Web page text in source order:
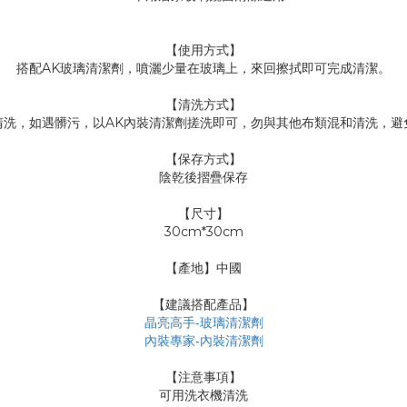
【使用方式】
搭配AK玻璃清潔劑，噴灑少量在玻璃上，來回擦拭即可完成清潔。
【清洗方式】
，如遇髒污，以AK內裝清潔劑搓洗即可，勿與其他布類混和清洗，
【保存方式】
陰乾後摺疊保存
【尺寸】
30cm*30cm
【產地】中國
【建議搭配產品】
晶亮高手-玻璃清潔劑
內裝專家-內裝清潔劑
【注意事項】
可用洗衣機清洗